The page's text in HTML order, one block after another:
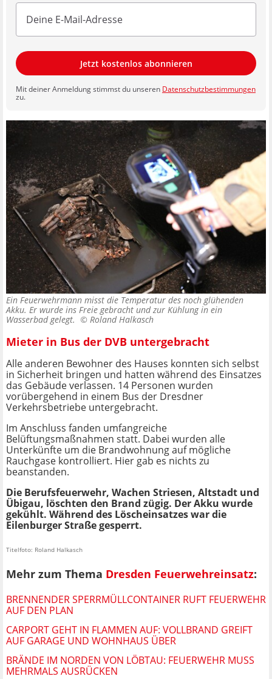
Jetzt kostenlos abonnieren
Mit deiner Anmeldung stimmst du unseren Datenschutzbestimmungen
zu.
Ein Feuerwehrmann misst die Temperatur des noch glühenden
Akku. Er wurde ins Freie gebracht und zur Kühlung in ein
Wasserbad gelegt. © Roland Halkasch
Mieter in Bus der DVB untergebracht
Alle anderen Bewohner des Hauses konnten sich selbst
in Sicherheit bringen und hatten während des Einsatzes
das Gebäude verlassen. 14 Personen wurden
vorübergehend in einem Bus der Dresdner
Verkehrsbetriebe untergebracht.
Im Anschluss fanden umfangreiche
Belüftungsmaßnahmen statt. Dabei wurden alle
Unterkünfte um die Brandwohnung auf mögliche
Rauchgase kontrolliert. Hier gab es nichts zu
beanstanden.
Die Berufsfeuerwehr, Wachen Striesen, Altstadt und
Übigau, löschten den Brand zügig. Der Akku wurde
gekühlt. Während des Löscheinsatzes war die
Eilenburger Straße gesperrt.
Titelfoto: Roland Halkasch
Mehr zum Thema Dresden Feuerwehreinsatz:
BRENNENDER SPERRMÜLLCONTAINER RUFT FEUERWEHR
AUF DEN PLAN
CARPORT GEHT IN FLAMMEN AUF: VOLLBRAND GREIFT
AUF GARAGE UND WOHNHAUS ÜBER
BRÄNDE IM NORDEN VON LÖBTAU: FEUERWEHR MUSS
MEHRMALS AUSRÜCKEN